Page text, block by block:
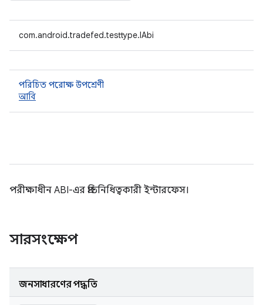
com.android.tradefed.testtype.IAbi
পরিচিত পরোক্ষ উপশ্রেণী
আবি
পরীক্ষাধীন ABI-এর প্রতিনিধিত্বকারী ইন্টারফেস।
সারসংক্ষেপ
জনসাধারণের পদ্ধতি